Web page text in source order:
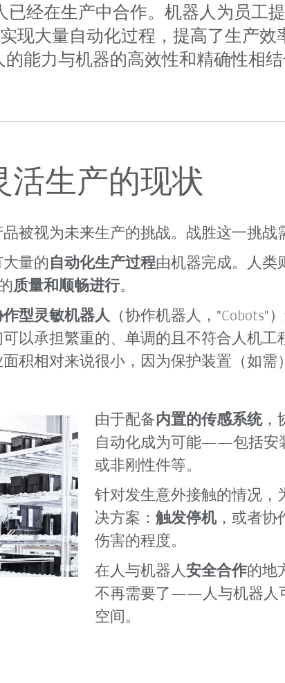
已经在生产中合作。机器人为员工
现大量自动化过程，提高了生产效
的能力与机器的高效性和精确性相
活生产的现状
被视为未来生产的挑战。战胜这一挑战
量的 自动化生产过程由机器完成。人类
质量和顺畅进行。
作型灵敏机器人（协作机器人，"Cobots"
以承担繁重的、单调的且不符合人机工
积相对来说很小，因为保护装置（如需
由于配备 内置的传感系统，
自动化成为可能——包括安
或非刚性件等。
针对发生意外接触的情况，
决方案： 触发停机，或者协
伤害的程度。
在人与机器人安全合作的地
不再需要了——人与机器人
空间。